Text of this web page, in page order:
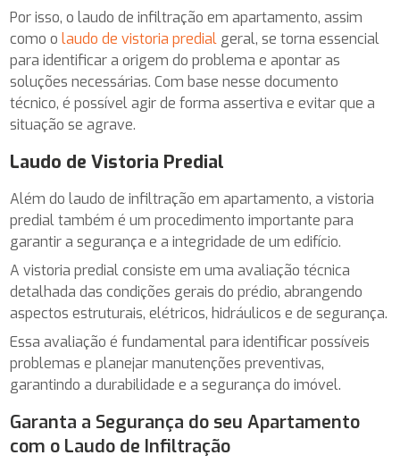
Por isso, o laudo de infiltração em apartamento, assim
como olaudo de vistoria predial geral, se torna essencial
para identificar a origem do problema e apontar as
soluções necessárias. Com base nesse documento
técnico, é possível agir de forma assertiva e evitar que a
situação se agrave.
Laudo de Vistoria Predial
Além do laudo de infiltração em apartamento, a vistoria
predial também é um procedimento importante para
garantir a segurança e a integridade de um edifício.
A vistoria predial consiste em uma avaliação técnica
detalhada das condições gerais do prédio, abrangendo
aspectos estruturais, elétricos, hidráulicos e de segurança.
Essa avaliação é fundamental para identificar possíveis
problemas e planejar manutenções preventivas,
garantindo a durabilidade e a segurança do imóvel.
Garanta a Segurança do seu Apartamento
com o Laudo de Infiltração